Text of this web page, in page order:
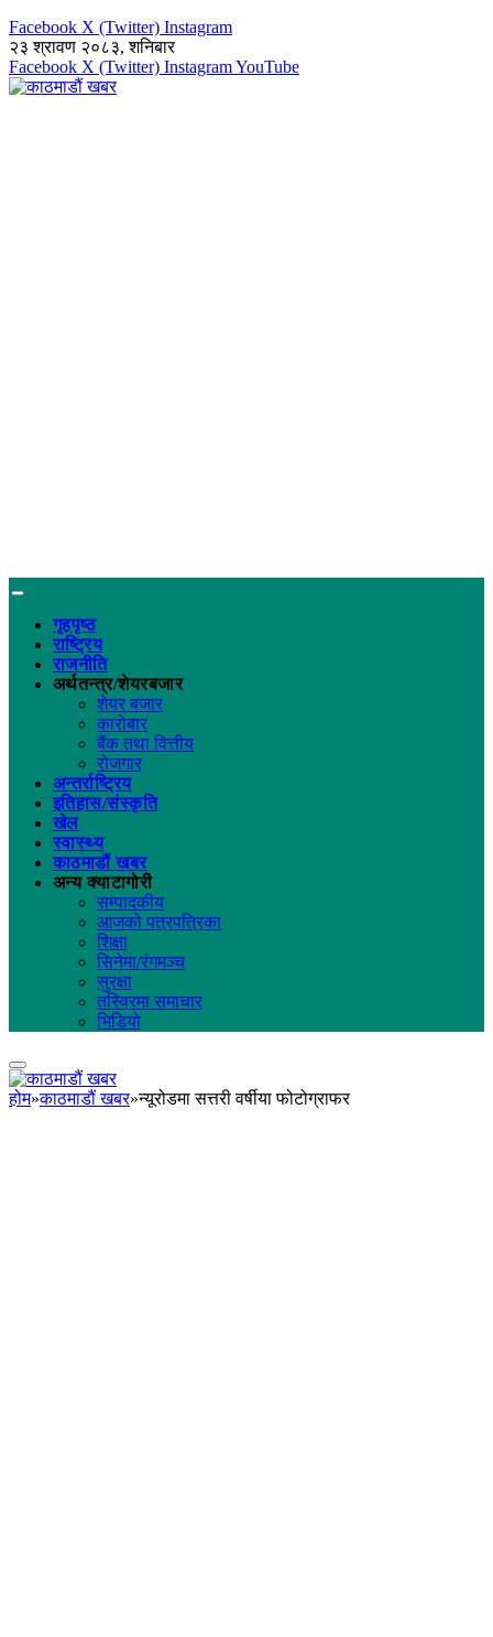
Facebook X (Twitter) Instagram
२३ श्रावण २०८३, शनिबार
Facebook X (Twitter) InstagramYouTube
गृहपृष्ठ
राष्ट्रिय
राजनीति
अर्थतन्त्र/शेयरबजार
शेयर बजार
कारोबार
बैंक तथा वित्तीय
रोजगार
अन्तर्राष्ट्रिय
इतिहास/संस्कृति
खेल
स्वास्थ्य
काठमाडौं खबर
अन्य क्याटागोरी
सम्पादकीय
आजको पत्रपत्रिका
शिक्षा
सिनेमा/रंगमञ्च
सुरक्षा
तस्विरमा समाचार
भिडियो
होम»काठमाडौं खबर»न्यूरोडमा सत्तरी वर्षीया फोटोग्राफर